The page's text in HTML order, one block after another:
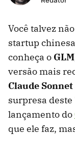
Você talvez
startup chinesa
conheça o GLM
versão mais
Claude Sonnet
surpresa
lançamento do
que ele faz,